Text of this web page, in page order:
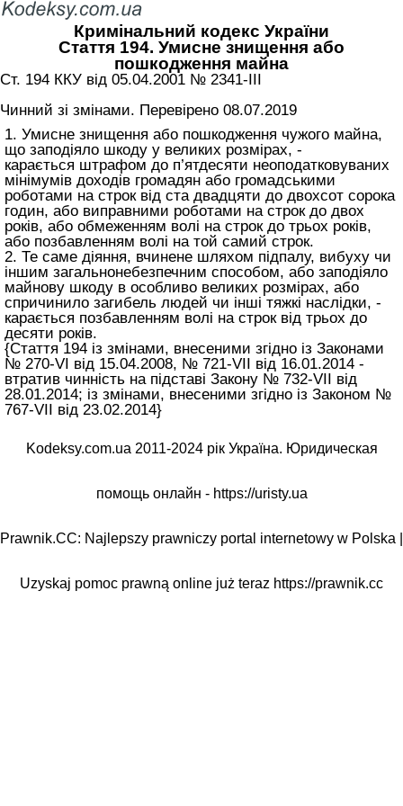
Кримінальний кодекс України
Стаття 194. Умисне знищення або
пошкодження майна
Ст. 194 ККУ від 05.04.2001 № 2341-III
Чинний зі змінами. Перевірено 08.07.2019
1. Умисне знищення або пошкодження чужого майна,
що заподіяло шкоду у великих розмірах, -
карається штрафом до п’ятдесяти неоподатковуваних
мінімумів доходів громадян або громадськими
роботами на строк від ста двадцяти до двохсот сорока
годин, або виправними роботами на строк до двох
років, або обмеженням волі на строк до трьох років,
або позбавленням волі на той самий строк.
2. Те саме діяння, вчинене шляхом підпалу, вибуху чи
іншим загальнонебезпечним способом, або заподіяло
майнову шкоду в особливо великих розмірах, або
спричинило загибель людей чи інші тяжкі наслідки, -
карається позбавленням волі на строк від трьох до
десяти років.
{Стаття 194 із змінами, внесеними згідно із Законами
№ 270-VI від 15.04.2008, № 721-VII від 16.01.2014 -
втратив чинність на підставі Закону № 732-VII від
28.01.2014; із змінами, внесеними згідно із Законом №
767-VII від 23.02.2014}
Kodeksy.com.ua 2011-2024 рік Україна. Юридическая
помощь онлайн - https://uristy.ua
Prawnik.CC: Najlepszy prawniczy portal internetowy w Polska |
Uzyskaj pomoc prawną online już teraz https://prawnik.cc